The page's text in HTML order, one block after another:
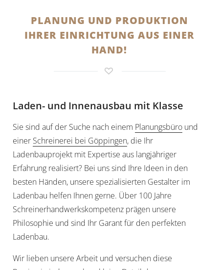
PLANUNG UND PRODUKTION
IHRER EINRICHTUNG AUS EINER
HAND!
Laden- und Innenausbau mit Klasse
Sie sind auf der Suche nach einem Planungsbüro und
einer Schreinerei bei Göppingen, die Ihr
Ladenbauprojekt mit Expertise aus langjähriger
Erfahrung realisiert? Bei uns sind Ihre Ideen in den
besten Händen, unsere spezialisierten Gestalter im
Ladenbau helfen Ihnen gerne. Über 100 Jahre
Schreinerhandwerkskompetenz prägen unsere
Philosophie und sind Ihr Garant für den perfekten
Ladenbau.
Wir lieben unsere Arbeit und versuchen diese